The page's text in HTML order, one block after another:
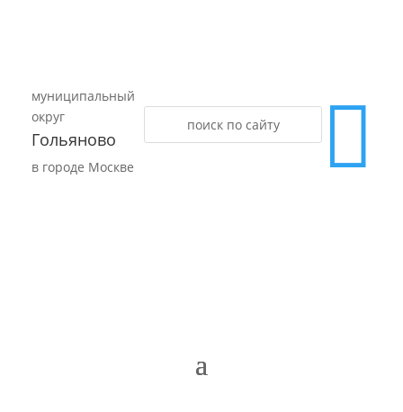
муниципальный
округ
Гольяново
в городе Москве 